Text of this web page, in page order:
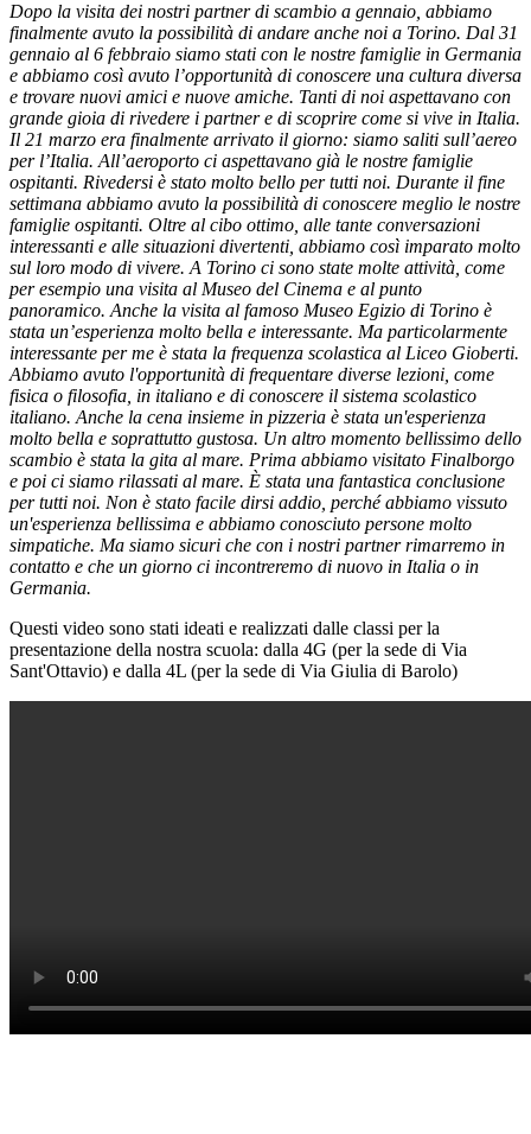
Dopo la visita dei nostri partner di scambio a gennaio, abbiamo
finalmente avuto la possibilità di andare anche noi a Torino. Dal 31
gennaio al 6 febbraio siamo stati con le nostre famiglie in Germania
e abbiamo così avuto l’opportunità di conoscere una cultura diversa
e trovare nuovi amici e nuove amiche. Tanti di noi aspettavano con
grande gioia di rivedere i partner e di scoprire come si vive in Italia.
Il 21 marzo era finalmente arrivato il giorno: siamo saliti sull’aereo
per l’Italia. All’aeroporto ci aspettavano già le nostre famiglie
ospitanti. Rivedersi è stato molto bello per tutti noi. Durante il fine
settimana abbiamo avuto la possibilità di conoscere meglio le nostre
famiglie ospitanti. Oltre al cibo ottimo, alle tante conversazioni
interessanti e alle situazioni divertenti, abbiamo così imparato molto
sul loro modo di vivere. A Torino ci sono state molte attività, come
per esempio una visita al Museo del Cinema e al punto
panoramico. Anche la visita al famoso Museo Egizio di Torino è
stata un’esperienza molto bella e interessante. Ma particolarmente
interessante per me è stata la frequenza scolastica al Liceo Gioberti.
Abbiamo avuto l'opportunità di frequentare diverse lezioni, come
fisica o filosofia, in italiano e di conoscere il sistema scolastico
italiano. Anche la cena insieme in pizzeria è stata un'esperienza
molto bella e soprattutto gustosa. Un altro momento bellissimo dello
scambio è stata la gita al mare. Prima abbiamo visitato Finalborgo
e poi ci siamo rilassati al mare. È stata una fantastica conclusione
per tutti noi. Non è stato facile dirsi addio, perché abbiamo vissuto
un'esperienza bellissima e abbiamo conosciuto persone molto
simpatiche. Ma siamo sicuri che con i nostri partner rimarremo in
contatto e che un giorno ci incontreremo di nuovo in Italia o in
Germania.
Questi video sono stati ideati e realizzati dalle classi per la
presentazione della nostra scuola: dalla 4G (per la sede di Via
Sant'Ottavio) e dalla 4L (per la sede di Via Giulia di Barolo)